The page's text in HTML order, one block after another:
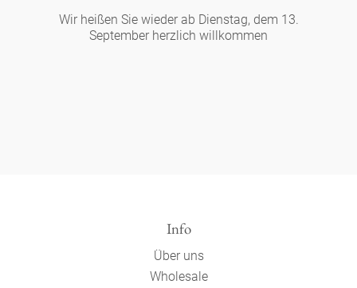
Wir heißen Sie wieder ab Dienstag, dem 13.
September herzlich willkommen
Info
Über uns
Wholesale